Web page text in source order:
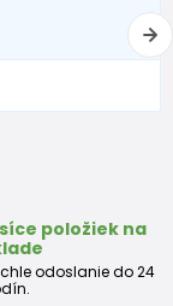
položiek na
odoslanie do 24